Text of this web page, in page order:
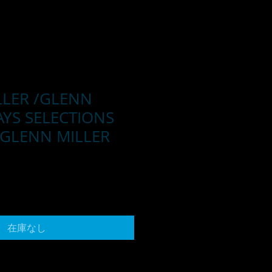
/GLENN
SELECTIONS
MILLER
在庫なし